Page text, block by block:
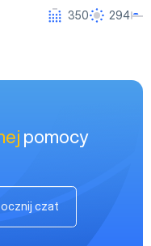
350 294
pomocy
czat